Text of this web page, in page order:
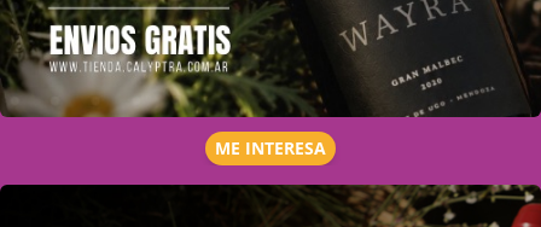
ME INTERESA